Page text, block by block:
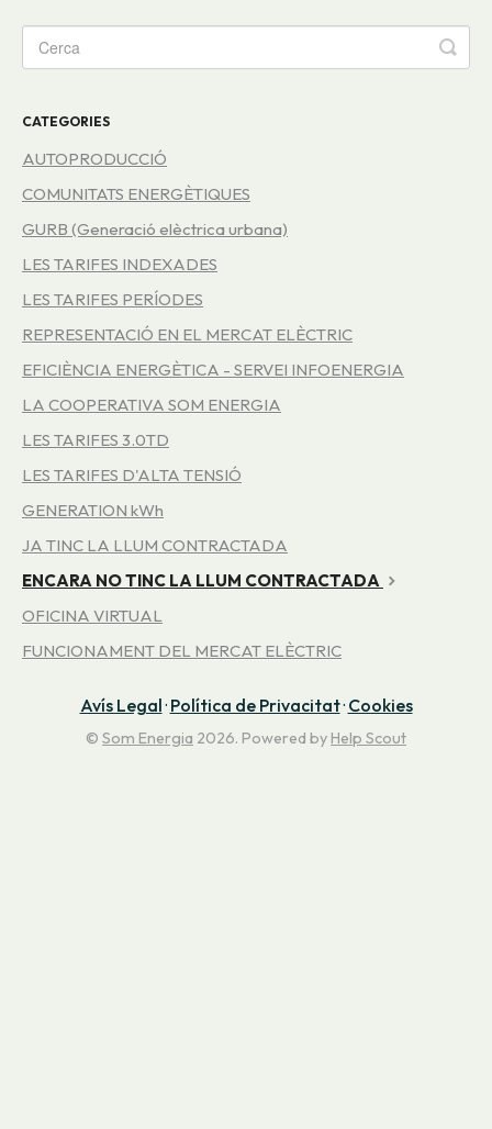
CATEGORIES
AUTOPRODUCCIÓ
COMUNITATS ENERGÈTIQUES
GURB (Generació elèctrica urbana)
LES TARIFES INDEXADES
LES TARIFES PERÍODES
REPRESENTACIÓ EN EL MERCAT ELÈCTRIC
EFICIÈNCIA ENERGÈTICA - SERVEI INFOENERGIA
LA COOPERATIVA SOM ENERGIA
LES TARIFES 3.0TD
LES TARIFES D'ALTA TENSIÓ
GENERATION kWh
JA TINC LA LLUM CONTRACTADA
ENCARA NO TINC LA LLUM CONTRACTADA
OFICINA VIRTUAL
FUNCIONAMENT DEL MERCAT ELÈCTRIC
Avís Legal· Política de Privacitat· Cookies
© Som Energia 2026. Powered byHelp Scout